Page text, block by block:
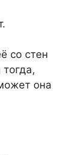
со стен
она